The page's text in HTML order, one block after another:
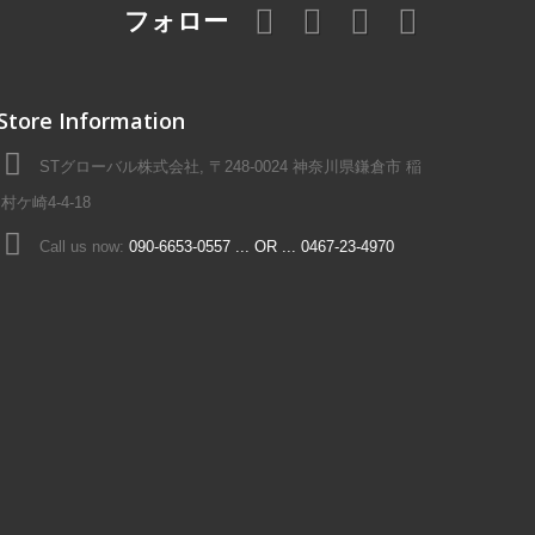
フォロー
Information
STグローバル株式会社, 〒248-0024 神奈川県鎌倉市 稲
村ケ崎4-4-18
Call us now: 090-6653-0557 ... OR ... 0467-23-4970